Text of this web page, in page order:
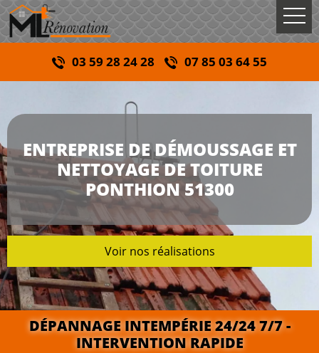
03 59 28 24 28 07 85 03 64 55
ENTREPRISE DE DÉMOUSSAGE ET
NETTOYAGE DE TOITURE
PONTHION 51300
Voir nos réalisations
DÉPANNAGE INTEMPÉRIE 24/24 7/7 -
INTERVENTION RAPIDE